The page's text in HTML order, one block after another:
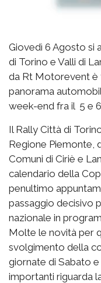
Giovedì 6 Agosto si
di Torino e Valli di
da Rt Motorevent è
panorama
week-end fra il 5 e
Il Rally Città di
Regione Piemonte,
Comuni di Ciriè e
calendario della
penultimo
passaggio decisivo
nazionale in
Molte le novità per
svolgimento della
giornate di Sabato
importanti riguarda